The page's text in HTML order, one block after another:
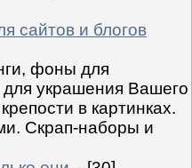
сайтов и блогов
фоны для
украшения Вашего
в картинках.
Скрап-наборы и